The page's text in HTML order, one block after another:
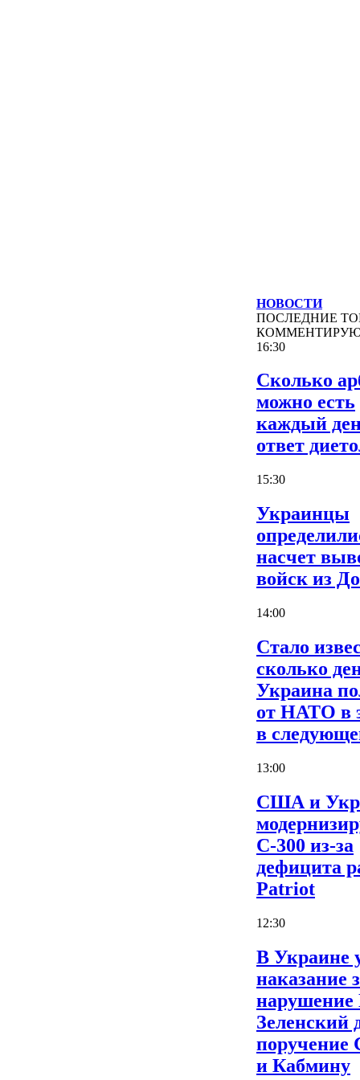
НОВОСТИ
ПОСЛЕДНИЕ
16:30
Сколько
можно есть
каждый
ответ
15:30
Украинцы
насчет
войск из
14:00
Стало
сколько
Украина
от НАТО в
в
13:00
США и
С-300 из-за
дефицита
Patriot
12:30
В Украине
наказание
Зеленский
и Кабмину